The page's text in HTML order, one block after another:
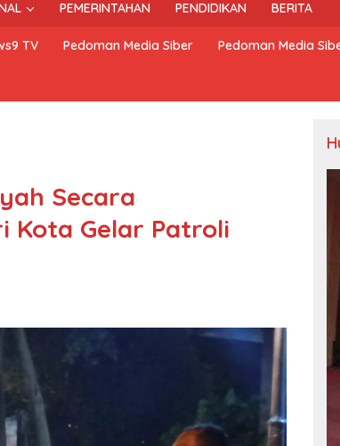
PEMERINTAHAN PENDIDIKAN BERITA
TV Pedoman Media Siber Pedoman Media
Secara
Kota Gelar Patroli